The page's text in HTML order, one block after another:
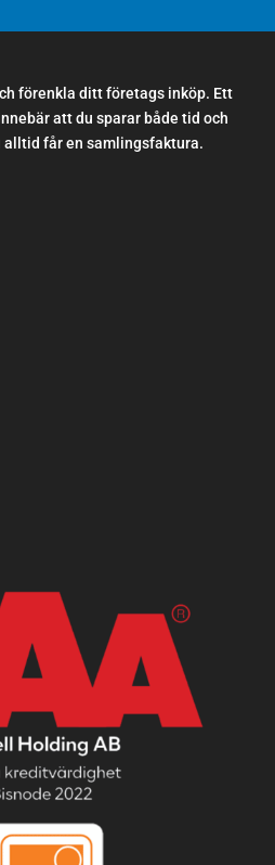
förenkla ditt företags inköp. Ett
att du sparar både tid och
alltid får en samlingsfaktura.